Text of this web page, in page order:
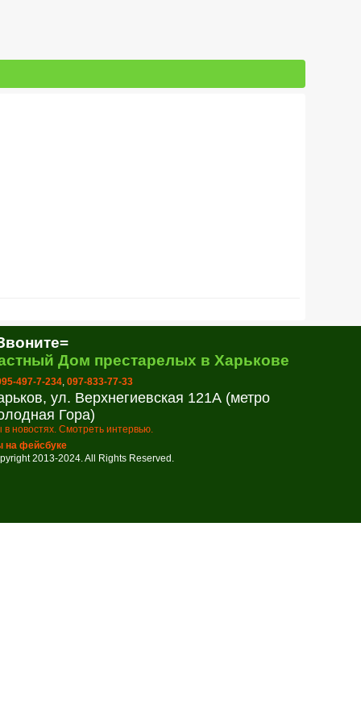
Дом престарелых в Харькове
497-7-234, 097-833-77-33
ул. Верхнегиевская 121А (метро
Гора)
в новостях. Смотреть интервью.
на фейсбуке
2013-2024. All Rights Reserved.